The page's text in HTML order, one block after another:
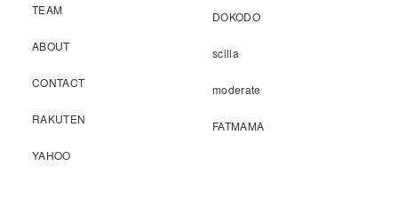
TEAM
ABOUT
CONTACT
RAKUTEN
YAHOO
DOKODO
scilla
moderate
FATMAMA